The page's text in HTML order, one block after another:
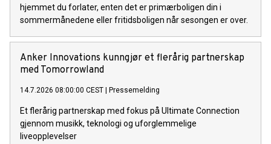
hjemmet du forlater, enten det er primærboligen din i
sommermånedene eller fritidsboligen når sesongen er over.
Anker Innovations kunngjør et flerårig partnerskap
med Tomorrowland
14.7.2026 08:00:00 CEST Pressemelding
Et flerårig partnerskap med fokus på Ultimate Connection
gjennom musikk, teknologi og uforglemmelige
liveopplevelser